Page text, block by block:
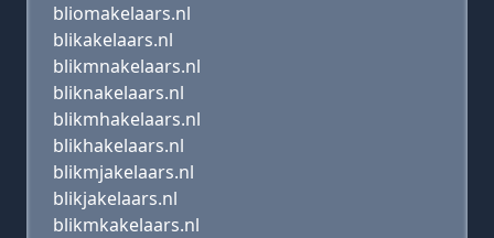
bliomakelaars.nl
blikakelaars.nl
blikmnakelaars.nl
bliknakelaars.nl
blikmhakelaars.nl
blikhakelaars.nl
blikmjakelaars.nl
blikjakelaars.nl
blikmkakelaars.nl